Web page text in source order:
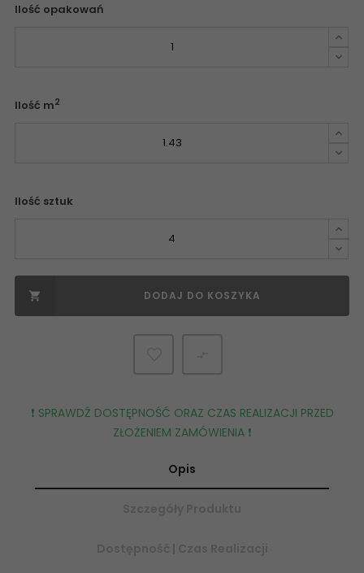
Ilość opakowań
Ilość m2
Ilość sztuk
 DODAJ DO KOSZYKA
❗️ SPRAWDŹ DOSTĘPNOŚĆ ORAZ CZAS REALIZACJI PRZED
ZŁOŻENIEM ZAMÓWIENIA ❗️
Opis